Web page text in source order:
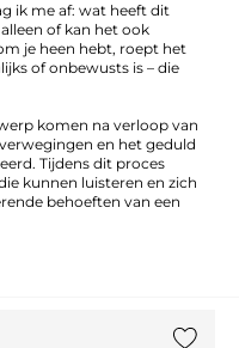
ik me af: wat heeft dit
of kan het ook
je heen hebt, roept het
of onbewusts is – die
komen na verloop van
en het geduld
Tijdens dit proces
kunnen luisteren en zich
behoeften van een